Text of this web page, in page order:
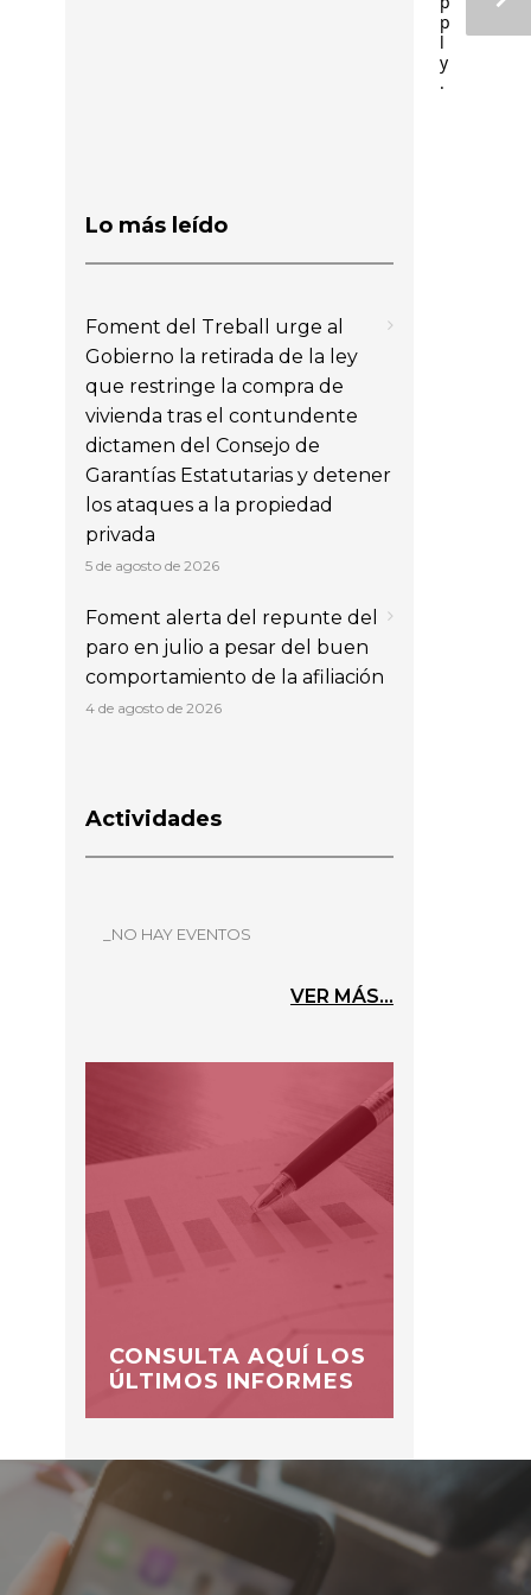
p
l
y
.
Lo más leído
Foment del Treball urge al
Gobierno la retirada de la ley
que restringe la compra de
vivienda tras el contundente
dictamen del Consejo de
Garantías Estatutarias y detener
los ataques a la propiedad
privada
5 de agosto de 2026
Foment alerta del repunte del
paro en julio a pesar del buen
comportamiento de la afiliación
4 de agosto de 2026
Actividades
_NO HAY EVENTOS
VER MÁS...
CONSULTA AQUÍ LOS
ÚLTIMOS INFORMES